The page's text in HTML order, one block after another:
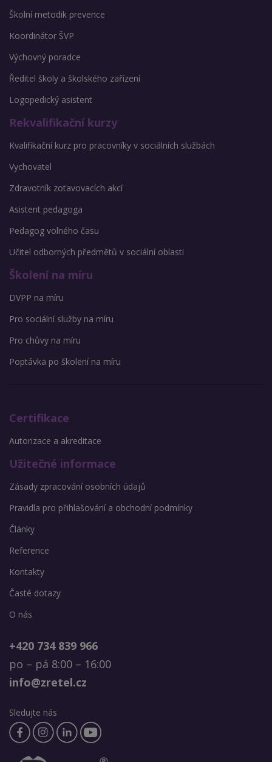
Školní metodik prevence
Koordinátor ŠVP
Výchovný poradce
Ředitel školy a školského zařízení
Logopedický asistent
Rekvalifikační kurzy
Kvalifikační kurz pro pracovníky v sociálních službách
Vychovatel
Zdravotník zotavovacích akcí
Asistent pedagoga
Pedagog volného času
Učitel odborných předmětů v sociální oblasti
Školení na míru
DVPP na míru
Pro sociální služby na míru
Pro chůvy na míru
Poptávka po školení na míru
Certifikace
Autorizace a akreditace
Užitečné informace
Zásady zpracování osobních údajů
Pravidla pro přihlašování a obchodní podmínky
Články
Reference
Kontakty
Časté dotazy
O nás
+420 734 839 966
po – pá 8:00 – 16:00
info@zretel.cz
Sledujte nás